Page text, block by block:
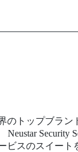
のトップブラン
Neustar
ビスのスイート